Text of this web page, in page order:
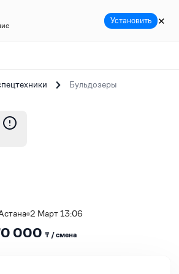
Бульдозеры
2 Март 13:06
000 ₸ / сменa
Установить ✕